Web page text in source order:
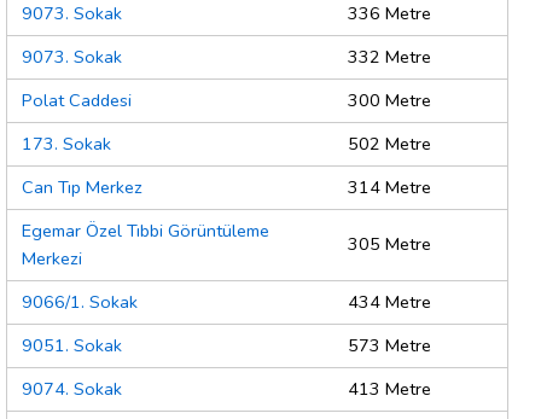
9073. Sokak
336 Metre
9073. Sokak
332 Metre
Polat Caddesi
300 Metre
173. Sokak
502 Metre
Can Tıp Merkez
314 Metre
Egemar Özel Tıbbi Görüntüleme
Merkezi
305 Metre
9066/1. Sokak
434 Metre
9051. Sokak
573 Metre
9074. Sokak
413 Metre